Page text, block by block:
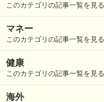
このカテゴリの記事一覧を見る
マネー
このカテゴリの記事一覧を見る
健康
このカテゴリの記事一覧を見る
海外